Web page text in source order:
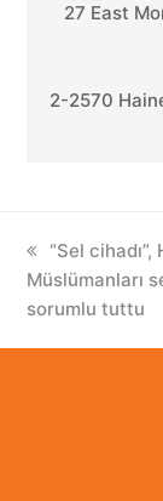
27 East
2-2570
previous
post:
“Sel
Müslümanları
sorumlu tuttu